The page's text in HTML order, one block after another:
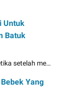
Untuk
Batuk
setelah me…
Yang